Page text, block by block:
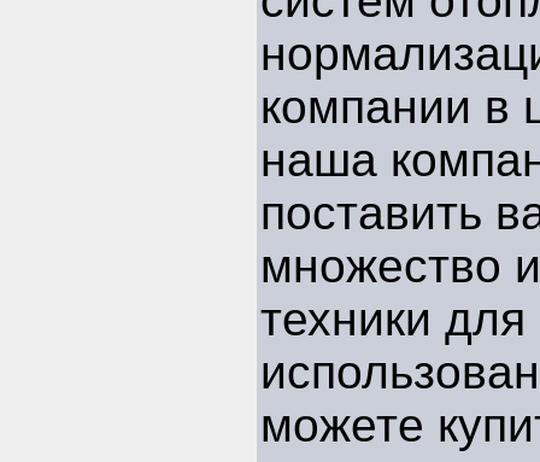
компании в
наша
поставить
множество
техники
можете